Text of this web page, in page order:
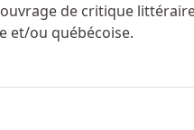
de critique
et/ou québécoise.